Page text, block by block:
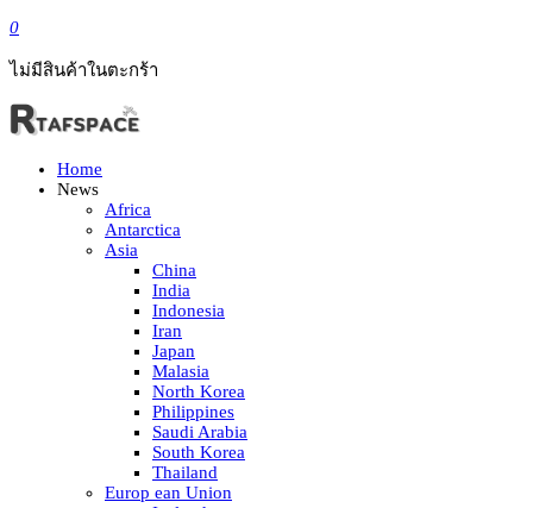
0
ไม่มีสินค้าในตะกร้า
Home
News
Africa
Antarctica
Asia
China
India
Indonesia
Iran
Japan
Malasia
North Korea
Philippines
Saudi Arabia
South Korea
Thailand
Europ ean Union